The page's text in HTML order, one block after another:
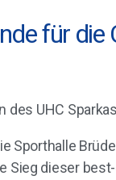
für die
UHC
Sporthalle
dieser